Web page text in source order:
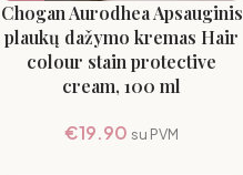
Chogan Aurodhea Apsauginis
plaukų dažymo kremas Hair
colour stain protective
cream, 100 ml
€19.90 su PVM